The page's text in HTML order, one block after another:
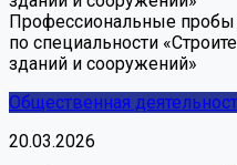
Профессиональные пробы
по специальности
зданий и сооружений»
Общественная
20.03.2026